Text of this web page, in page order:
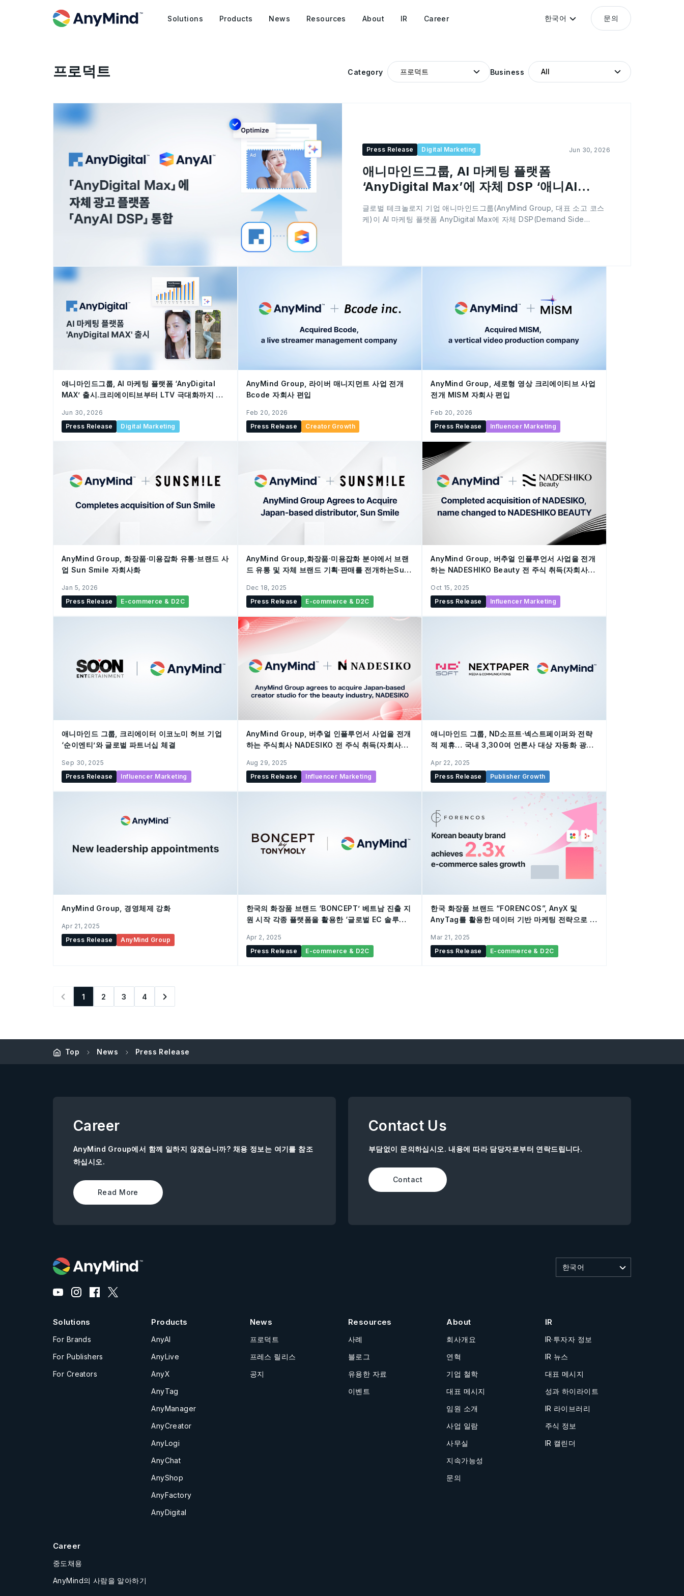
Solutions Products News Resources About IR Career 한국어 문의
프로덕트 Category Business
Press Release Digital Marketing Jun 30, 2026
애니마인드그룹, AI 마케팅 플랫폼
‘AnyDigital Max’에 자체 DSP ‘애니AI
DSP’ 연동
글로벌 테크놀로지 기업 애니마인드그룹(AnyMind Group, 대표 소고 코스
케)이 AI 마케팅 플랫폼 AnyDigital Max에 자체 DSP(Demand Side
를 통해 기업이 보다 효율적으로 광고를 운영하고 마케팅 성과를 높일 수 있
도록 돕는다. ■ 출시 배경 디지털 광고 시장에서는 AI 기술의 발전으로 광고
다양한 과제에 직면해 있다. 광고 매체가 다양해지면서 광고 운영, 크리에이
티브 제작, 데이터 분석이 개별적으로 이루어지기 쉬워졌고, 광
애니마인드그룹, AI 마케팅 플랫폼 ‘AnyDigital
MAX’ 출시.크리에이티브부터 LTV 극대화까지 통
Jun 30, 2026
Press Release
Digital Marketing
AnyMind Group, 라이버 매니지먼트 사업 전개
Bcode 자회사 편입
Feb 20, 2026
Press Release
Creator Growth
AnyMind Group, 세로형 영상 크리에이티브 사업
전개 MISM 자회사 편입
Feb 20, 2026
Press Release
Influencer Marketing
AnyMind Group, 화장품·미용잡화 유통·브랜드 사
업 Sun Smile 자회사화
Jan 5, 2026
Press Release
E-commerce & D2C
AnyMind Group,화장품·미용잡화 분야에서 브랜
드 유통 및 자체 브랜드 기획·판매를 전개하는Sun
Dec 18, 2025
Press Release
E-commerce & D2C
AnyMind Group, 버추얼 인플루언서 사업을 전개
하는 NADESHIKO Beauty 전 주식 취득(자회사
Oct 15, 2025
Press Release
Influencer Marketing
애니마인드 그룹, 크리에이터 이코노미 허브 기업
‘순이엔티’와 글로벌 파트너십 체결
Sep 30, 2025
Press Release
Influencer Marketing
AnyMind Group, 버추얼 인플루언서 사업을 전개
하는 주식회사 NADESIKO 전 주식 취득(자회사화)
Aug 29, 2025
Press Release
Influencer Marketing
애니마인드 그룹, ND소프트·넥스트페이퍼와 전략
적 제휴… 국내 3,300여 언론사 대상 자동화 광고
Apr 22, 2025
Press Release
Publisher Growth
AnyMind Group, 경영체제 강화
Apr 21, 2025
Press Release
AnyMind Group
한국의 화장품 브랜드 ‘BONCEPT’ 베트남 진출 지
원 시작 각종 플랫폼을 활용한 ‘글로벌 EC 솔루
Apr 2, 2025
Press Release
E-commerce & D2C
한국 화장품 브랜드 “FORENCOS”, AnyX 및
AnyTag를 활용한 데이터 기반 마케팅 전략으로 일
Mar 21, 2025
Press Release
E-commerce & D2C
1 2 3 4
Top News Press Release
Career
AnyMind Group에서 함께 일하지 않겠습니까? 채용 정보는 여기를 참조
하십시오.
Read More
Contact Us
부담없이 문의하십시오. 내용에 따라 담당자로부터 연락드립니다.
Contact
한국어
Solutions
For Brands
For Publishers
For Creators
Products
AnyAI
AnyLive
AnyX
AnyTag
AnyManager
AnyCreator
AnyLogi
AnyChat
AnyShop
AnyFactory
AnyDigital
News
프로덕트
프레스 릴리스
공지
Resources
사례
블로그
유용한 자료
이벤트
About
회사개요
연혁
기업 철학
대표 메시지
임원 소개
사업 일람
사무실
지속가능성
문의
IR
IR·투자자 정보
IR 뉴스
대표 메시지
성과 하이라이트
IR 라이브러리
주식 정보
IR 캘린더
Career
중도채용
AnyMind의 사람을 알아하기